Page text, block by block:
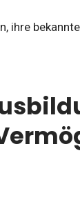
ihre